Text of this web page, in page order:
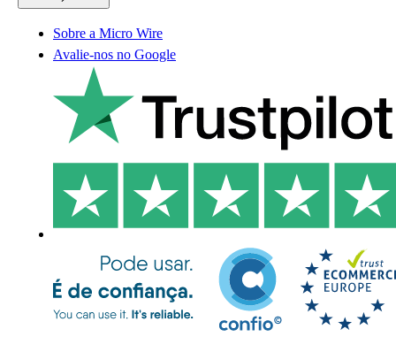
Sobre a Micro Wire
Avalie-nos no Google